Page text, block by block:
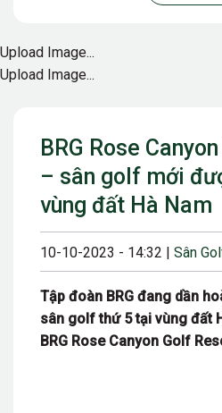
BRG Rose
– sân golf mới
vùng đất Hà Nam
10-10-2023 - 14:32 | Sân
Tập đoàn BRG đang dần
sân golf thứ 5 tại vùng đất
BRG Rose Canyon Golf
Upload Image...
Upload Image...